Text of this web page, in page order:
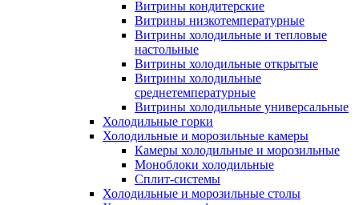
Витрины кондитерские
Витрины низкотемпературные
Витрины холодильные и тепловые
настольные
Витрины холодильные открытые
Витрины холодильные
среднетемпературные
Витрины холодильные универсальные
Холодильные горки
Холодильные и морозильные камеры
Камеры холодильные и морозильные
Моноблоки холодильные
Сплит-системы
Холодильные и морозильные столы